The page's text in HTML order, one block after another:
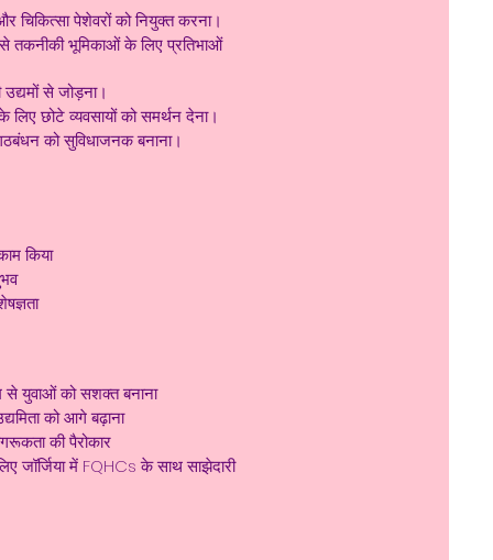
चिकित्सा पेशेवरों को नियुक्त करना।
तकनीकी भूमिकाओं के लिए प्रतिभाओं
उद्यमों से जोड़ना।
छोटे व्यवसायों को समर्थन देना।
को सुविधाजनक बनाना।
किया
से युवाओं को सशक्त बनाना
को आगे बढ़ाना
की पैरोकार
जॉर्जिया में FQHCs के साथ साझेदारी